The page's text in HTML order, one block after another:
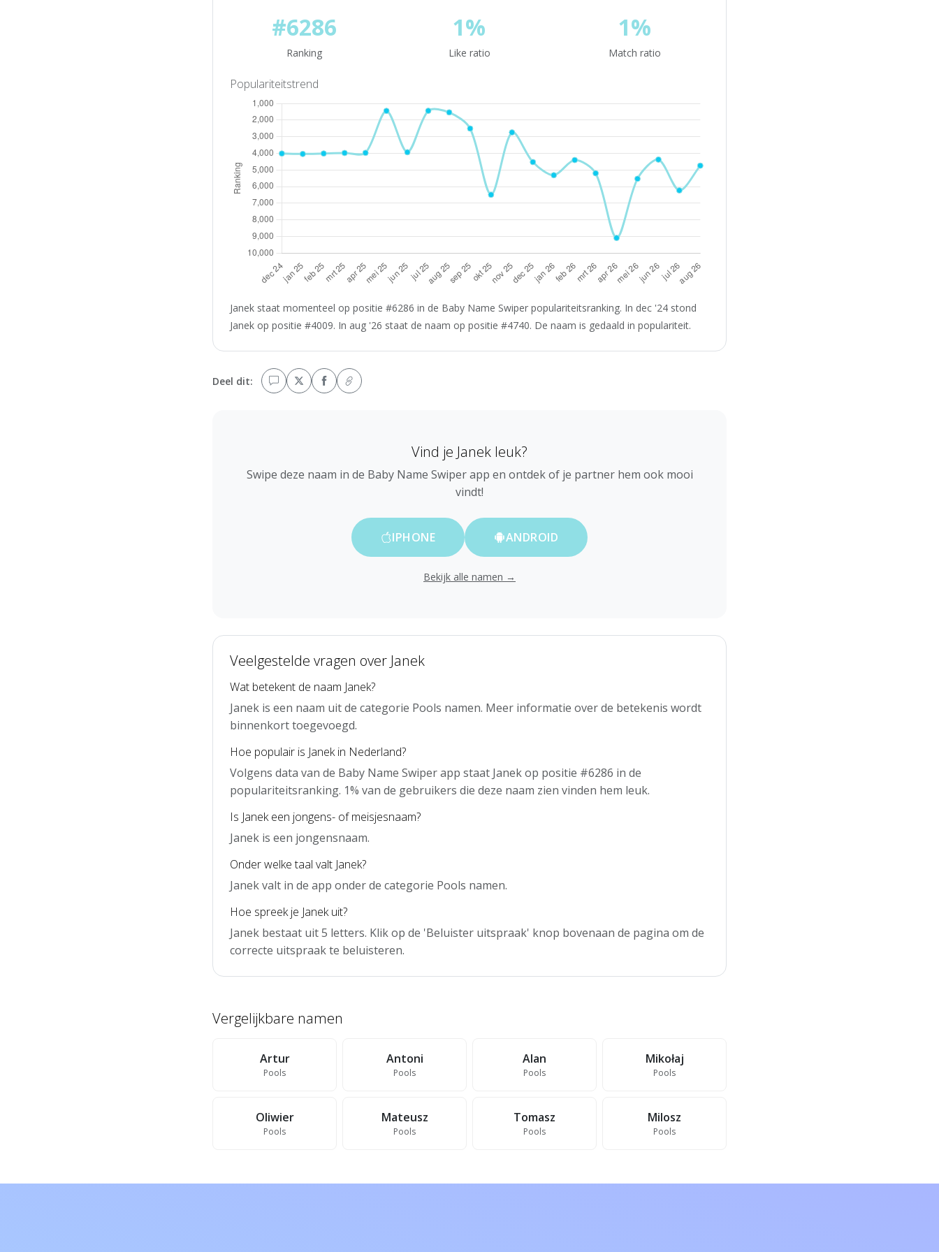
#6286
Ranking
1%
Like ratio
1%
Match ratio
Populariteitstrend
Janek staat momenteel op positie #6286 in de Baby Name Swiper populariteitsranking. In dec '24 stond
Janek op positie #4009. In aug '26 staat de naam op positie #4740. De naam is gedaald in populariteit.
Deel dit:
Vind je Janek leuk?
Swipe deze naam in de Baby Name Swiper app en ontdek of je partner hem ook mooi
vindt!
IPHONE ANDROID
Bekijk alle namen →
Veelgestelde vragen over Janek
Wat betekent de naam Janek?
Janek is een naam uit de categorie Pools namen. Meer informatie over de betekenis wordt
binnenkort toegevoegd.
Hoe populair is Janek in Nederland?
Volgens data van de Baby Name Swiper app staat Janek op positie #6286 in de
populariteitsranking. 1% van de gebruikers die deze naam zien vinden hem leuk.
Is Janek een jongens- of meisjesnaam?
Janek is een jongensnaam.
Onder welke taal valt Janek?
Janek valt in de app onder de categorie Pools namen.
Hoe spreek je Janek uit?
Janek bestaat uit 5 letters. Klik op de 'Beluister uitspraak' knop bovenaan de pagina om de
correcte uitspraak te beluisteren.
Vergelijkbare namen
Artur
Pools
Antoni
Pools
Alan
Pools
Mikołaj
Pools
Oliwier
Pools
Mateusz
Pools
Tomasz
Pools
Milosz
Pools